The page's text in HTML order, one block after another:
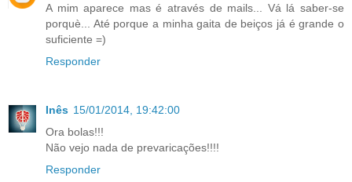
A mim aparece mas é através de mails... Vá lá saber-se
porquè... Até porque a minha gaita de beiços já é grande o
suficiente =)
Responder
Inês 15/01/2014, 19:42:00
Ora bolas!!!
Não vejo nada de prevaricações!!!!
Responder